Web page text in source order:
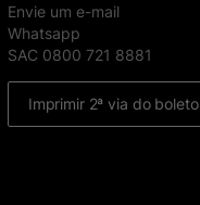
Envie um e-mail
Whatsapp
SAC 0800 721 8881
Imprimir 2ª via do boleto